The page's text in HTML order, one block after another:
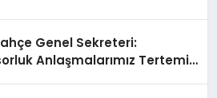
Genel Sekreteri:
Anlaşmalarımız Tertemiz